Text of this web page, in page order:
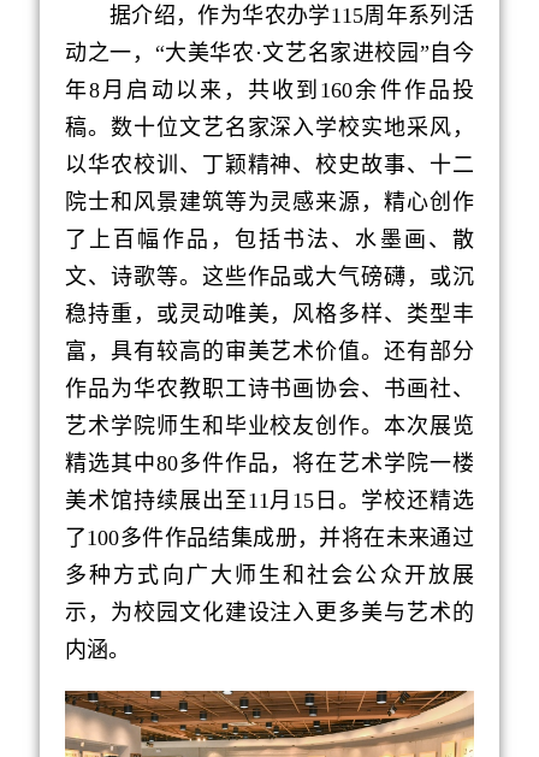
据介绍，作为华农办学115周年系列活
动之一，“大美华农·文艺名家进校园”自今
年8月启动以来，共收到160余件作品投
稿。数十位文艺名家深入学校实地采风，
以华农校训、丁颖精神、校史故事、十二
院士和风景建筑等为灵感来源，精心创作
了上百幅作品，包括书法、水墨画、散
文、诗歌等。这些作品或大气磅礴，或沉
稳持重，或灵动唯美，风格多样、类型丰
富，具有较高的审美艺术价值。还有部分
作品为华农教职工诗书画协会、书画社、
艺术学院师生和毕业校友创作。本次展览
精选其中80多件作品，将在艺术学院一楼
美术馆持续展出至11月15日。学校还精选
了100多件作品结集成册，并将在未来通过
多种方式向广大师生和社会公众开放展
示，为校园文化建设注入更多美与艺术的
内涵。